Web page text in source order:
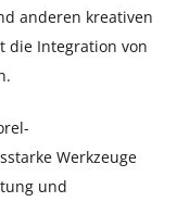
anderen kreativen
die Integration von
Werkzeuge
und